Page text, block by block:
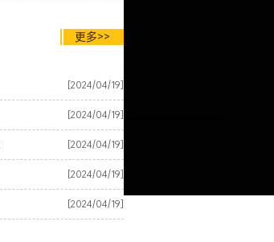
更多>>
[2024/04/19]
[2024/04/19]
[2024/04/19]
[2024/04/19]
[2024/04/19]